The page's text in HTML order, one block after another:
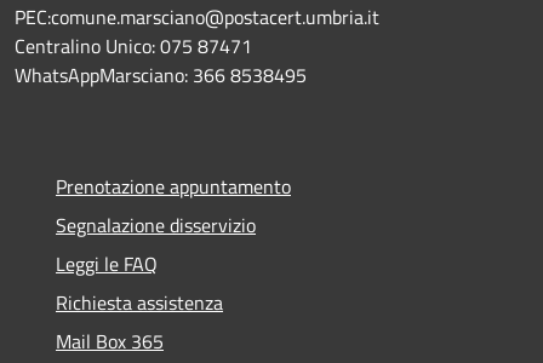
PEC:comune.marsciano@postacert.umbria.it
Centralino Unico: 075 87471
WhatsAppMarsciano: 366 8538495
Prenotazione appuntamento
Segnalazione disservizio
Leggi le FAQ
Richiesta assistenza
Mail Box 365